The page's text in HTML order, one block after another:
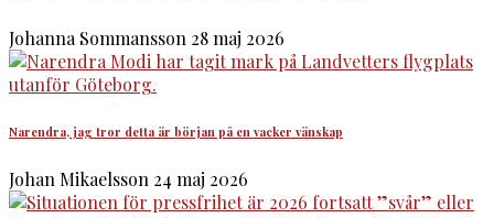
Johanna Sommansson 28 maj 2026
Narendra, jag tror detta är början på en vacker vänskap
Johan Mikaelsson 24 maj 2026